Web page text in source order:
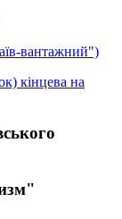
вантажний")
кінцева на